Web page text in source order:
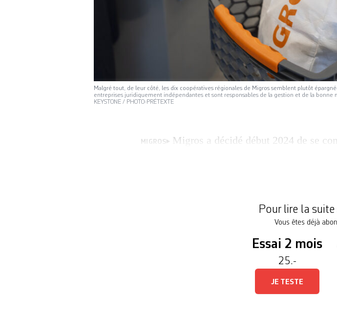
Malgré tout, de leur côté, les dix coopératives régionales de Migros semblent plutôt
entreprises juridiquement indépendantes et sont responsables de la gestion et de la
KEYSTONE / PHOTO-PRÉTEXTE
MIGROS
Migros a décidé début 2024 de se
Pour lire la
Vous êtes déjà
Essai 2 mois
25.-
JE TESTE